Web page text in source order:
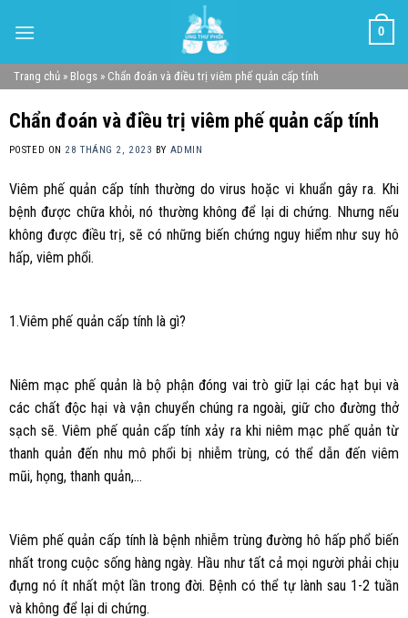
0
Trang chủ » Blogs » Chẩn đoán và điều trị viêm phế quản cấp tính
Chẩn đoán và điều trị viêm phế quản cấp tính
POSTED ON 28 THÁNG 2, 2023 BY ADMIN
Viêm phế quản cấp tính thường do virus hoặc vi khuẩn gây ra. Khi
bệnh được chữa khỏi, nó thường không để lại di chứng. Nhưng nếu
không được điều trị, sẽ có những biến chứng nguy hiểm như suy hô
hấp, viêm phổi.
1.Viêm phế quản cấp tính là gì?
Niêm mạc phế quản là bộ phận đóng vai trò giữ lại các hạt bụi và
các chất độc hại và vận chuyển chúng ra ngoài, giữ cho đường thở
sạch sẽ. Viêm phế quản cấp tính xảy ra khi niêm mạc phế quản từ
thanh quản đến nhu mô phổi bị nhiễm trùng, có thể dẫn đến viêm
mũi, họng, thanh quản,…
Viêm phế quản cấp tính là bệnh nhiễm trùng đường hô hấp phổ biến
nhất trong cuộc sống hàng ngày. Hầu như tất cả mọi người phải chịu
đựng nó ít nhất một lần trong đời. Bệnh có thể tự lành sau 1-2 tuần
và không để lại di chứng.